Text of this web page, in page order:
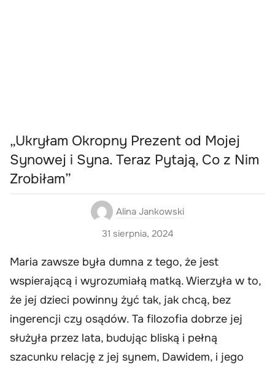
„Ukryłam Okropny Prezent od Mojej
Synowej i Syna. Teraz Pytają, Co z Nim
Zrobiłam”
Alina Jankowski
31 sierpnia, 2024
Maria zawsze była dumna z tego, że jest
wspierającą i wyrozumiałą matką. Wierzyła w to,
że jej dzieci powinny żyć tak, jak chcą, bez
ingerencji czy osądów. Ta filozofia dobrze jej
służyła przez lata, budując bliską i pełną
szacunku relację z jej synem, Dawidem, i jego